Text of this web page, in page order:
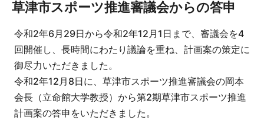
草津市スポーツ推進審議会からの答申
令和2年6月29日から令和2年12月1日まで、審議会を4
回開催し、長時間にわたり議論を重ね、計画案の策定に
御尽力いただきました。
令和2年12月8日に、草津市スポーツ推進審議会の岡本
会長（立命館大学教授）から第2期草津市スポーツ推進
計画案の答申をいただきました。